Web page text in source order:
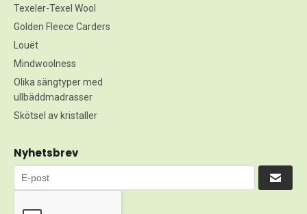
Texeler-Texel Wool
Golden Fleece Carders
Louët
Mindwoolness
Olika sängtyper med
ullbäddmadrasser
Skötsel av kristaller
Nyhetsbrev